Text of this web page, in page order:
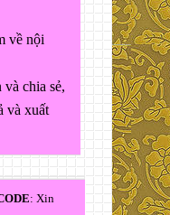
về nội
chia sẻ,
và xuất
: Xin